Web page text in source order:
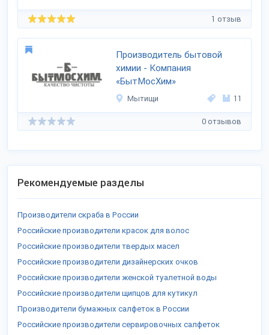
1 отзыв
Производитель бытовой
химии - Компания
«БытМосХим»
Мытищи 11
0 отзывов
Рекомендуемые разделы
Производители скраба в России
Российские производители красок для волос
Российские производители твердых масел
Российские производители дизайнерских очков
Российские производители женской туалетной воды
Российские производители щипцов для кутикул
Производители бумажных салфеток в России
Российские производители сервировочных салфеток